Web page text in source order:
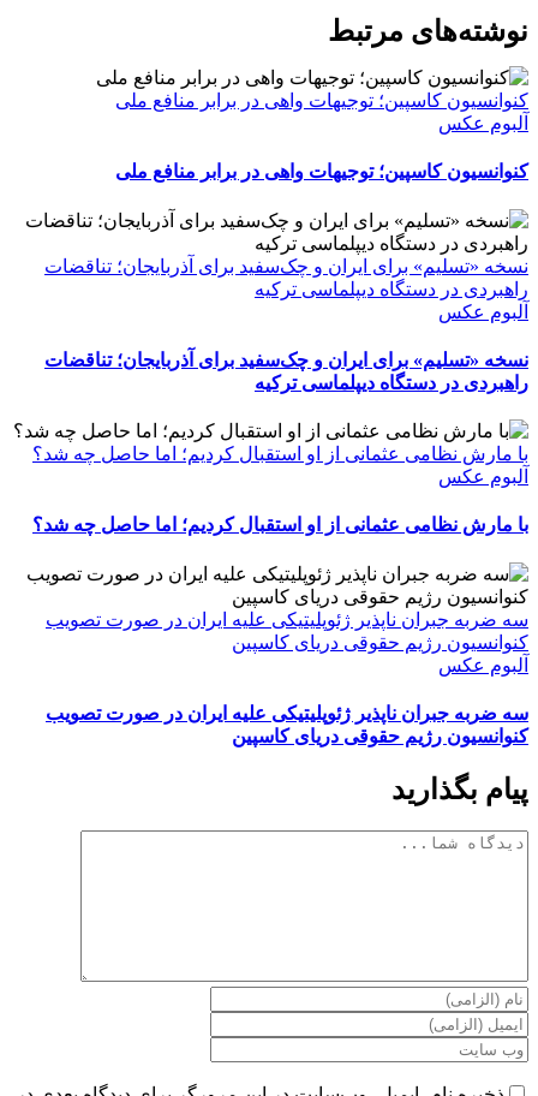
FacebookX
LinkedIn
WhatsApp
Telegram
ایمیل
نوشته‌‌های مرتبط
کنوانسیون کاسپین؛ توجیهات واهی در برابر منافع ملی
آلبوم عکس
کنوانسیون کاسپین؛ توجیهات واهی در برابر منافع ملی
نسخه «تسلیم» برای ایران و چک‌سفید برای آذربایجان؛ تناقضات
راهبردی در دستگاه دیپلماسی ترکیه
آلبوم عکس
نسخه «تسلیم» برای ایران و چک‌سفید برای آذربایجان؛ تناقضات
راهبردی در دستگاه دیپلماسی ترکیه
با مارش نظامی عثمانی از او استقبال کردیم؛ اما حاصل چه شد؟
آلبوم عکس
با مارش نظامی عثمانی از او استقبال کردیم؛ اما حاصل چه شد؟
سه ضربه جبران ناپذیر ژئوپلیتیکی علیه ایران در صورت تصویب
کنوانسیون رژیم حقوقی دریای کاسپین
آلبوم عکس
سه ضربه جبران ناپذیر ژئوپلیتیکی علیه ایران در صورت تصویب
کنوانسیون رژیم حقوقی دریای کاسپین
پیام بگذارید
دیدگاه